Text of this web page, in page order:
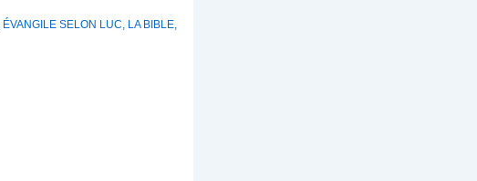
ÉVANGILE SELON LUC, LA BIBLE,